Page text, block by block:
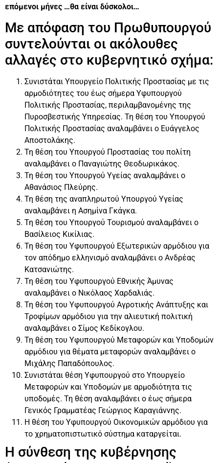
επόμενοι μήνες …θα είναι δύσκολοι…
Με απόφαση του Πρωθυπουργού
συντελούνται οι ακόλουθες
αλλαγές στο κυβερνητικό σχήμα:
Συνιστάται Υπουργείο Πολιτικής Προστασίας με τις
αρμοδιότητες του έως σήμερα Υφυπουργού
Πολιτικής Προστασίας, περιλαμβανομένης της
Πυροσβεστικής Υπηρεσίας. Τη θέση του Υπουργού
Πολιτικής Προστασίας αναλαμβάνει ο Ευάγγελος
Αποστολάκης.
Τη θέση του Υπουργού Προστασίας του πολίτη
αναλαμβάνει ο Παναγιώτης Θεοδωρικάκος.
Τη θέση του Υπουργού Υγείας αναλαμβάνει ο
Αθανάσιος Πλεύρης.
Τη θέση της αναπληρωτού Υπουργού Υγείας
αναλαμβάνει η Ασημίνα Γκάγκα.
Τη θέση του Υπουργού Τουρισμού αναλαμβάνει ο
Βασίλειος Κικίλιας.
Τη θέση του Υφυπουργού Εξωτερικών αρμόδιου για
τον απόδημο ελληνισμό αναλαμβάνει ο Ανδρέας
Κατσανιώτης.
Τη θέση του Υφυπουργού Εθνικής Άμυνας
αναλαμβάνει ο Νικόλαος Χαρδαλιάς.
Τη θέση του Υφυπουργού Αγροτικής Ανάπτυξης και
Τροφίμων αρμόδιου για την αλιευτική πολιτική
αναλαμβάνει ο Σίμος Κεδίκογλου.
Τη θέση του Υφυπουργού Μεταφορών και Υποδομών
αρμόδιου για θέματα μεταφορών αναλαμβάνει ο
Μιχάλης Παπαδόπουλος.
Συνιστάται θέση Υφυπουργού στο Υπουργείο
Μεταφορών και Υποδομών με αρμοδιότητα τις
υποδομές. Τη θέση αναλαμβάνει ο έως σήμερα
Γενικός Γραμματέας Γεώργιος Καραγιάννης.
Η θέση του Υφυπουργού Οικονομικών αρμόδιου για
το χρηματοπιστωτικό σύστημα καταργείται.
Η σύνθεση της κυβέρνησης